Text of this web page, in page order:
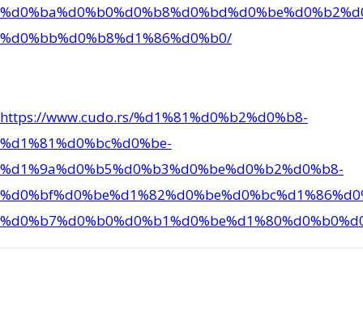
%d0%bb%d0%b8%d1%86%d0%b0/
https://www.cudo.rs/%d1%81%d0%b2%d0%b8-
%d1%81%d0%bc%d0%be-
%d1%9a%d0%b5%d0%b3%d0%be%d0%b2%d0%b8-